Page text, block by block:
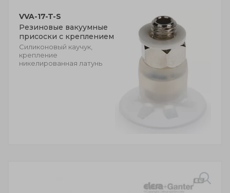
VVA-17-T-S
Резиновые вакуумные
присоски с креплением
Силиконовый каучук,
крепление
никелированная латунь